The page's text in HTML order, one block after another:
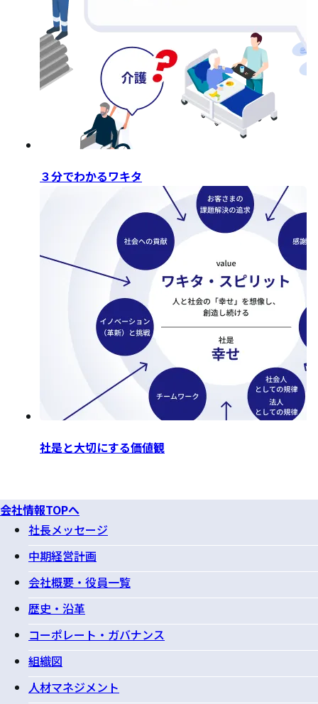
３分でわかるワキタ
社是と大切にする価値観
会社情報TOPへ
社長メッセージ
中期経営計画
会社概要・役員一覧
歴史・沿革
コーポレート・ガバナンス
組織図
人材マネジメント